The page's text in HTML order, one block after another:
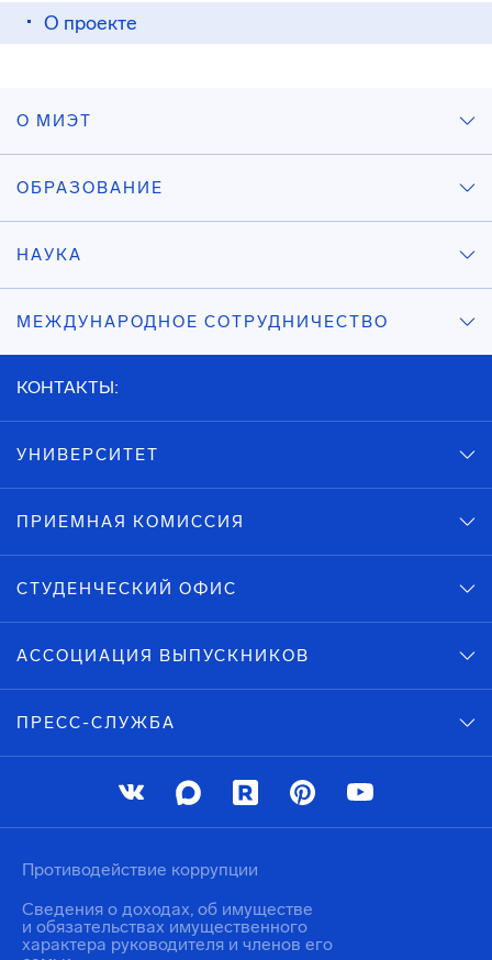
О проекте
О МИЭТ
ОБРАЗОВАНИЕ
НАУКА
МЕЖДУНАРОДНОЕ СОТРУДНИЧЕСТВО
КОНТАКТЫ:
УНИВЕРСИТЕТ
ПРИЕМНАЯ КОМИССИЯ
СТУДЕНЧЕСКИЙ ОФИС
АССОЦИАЦИЯ ВЫПУСКНИКОВ
ПРЕСС-СЛУЖБА
Противодействие коррупции
Сведения о доходах, об имуществе
и обязательствах имущественного
характера руководителя и членов его